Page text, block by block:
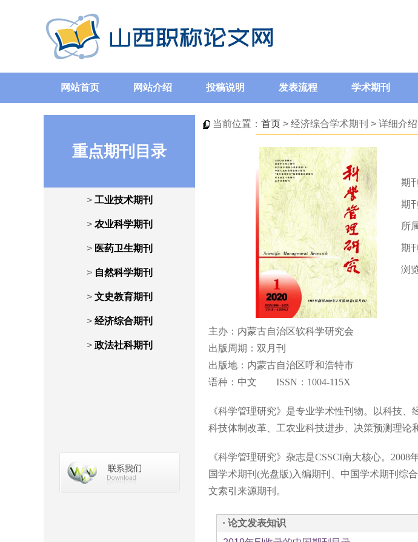
网站首页 网站介绍 投稿说明 发表流程 学术期刊
重点期刊目录
> 工业技术期刊
> 农业科学期刊
> 医药卫生期刊
> 自然科学期刊
> 文史教育期刊
> 经济综合期刊
> 政法社科期刊
当前位置： 首页 > 经济综合学术期刊 > 详细介绍
期
期
所
期
浏
主办：内蒙古自治区软科学研究会
出版周期：双月刊
出版地：内蒙古自治区呼和浩特市
语种：中文 ISSN：1004-115X
《科学管理研究》是专业学术性刊物。以科技
科技体制改革、工农业科技进步、决策预测理论
《科学管理研究》杂志是CSSCI南大核心。
国学术期刊(光盘版)入编期刊、中国学术期刊综
文索引来源期刊。
· 论文发表知识